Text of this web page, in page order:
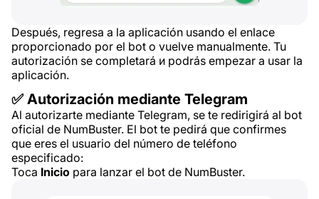
Después, regresa a la aplicación usando el enlace
proporcionado por el bot o vuelve manualmente. Tu
autorización se completará и podrás empezar a usar la
aplicación.
✅ Autorización mediante Telegram
Al autorizarte mediante Telegram, se te redirigirá al bot
oficial de NumBuster. El bot te pedirá que confirmes
que eres el usuario del número de teléfono
especificado:
Toca Inicio para lanzar el bot de NumBuster.